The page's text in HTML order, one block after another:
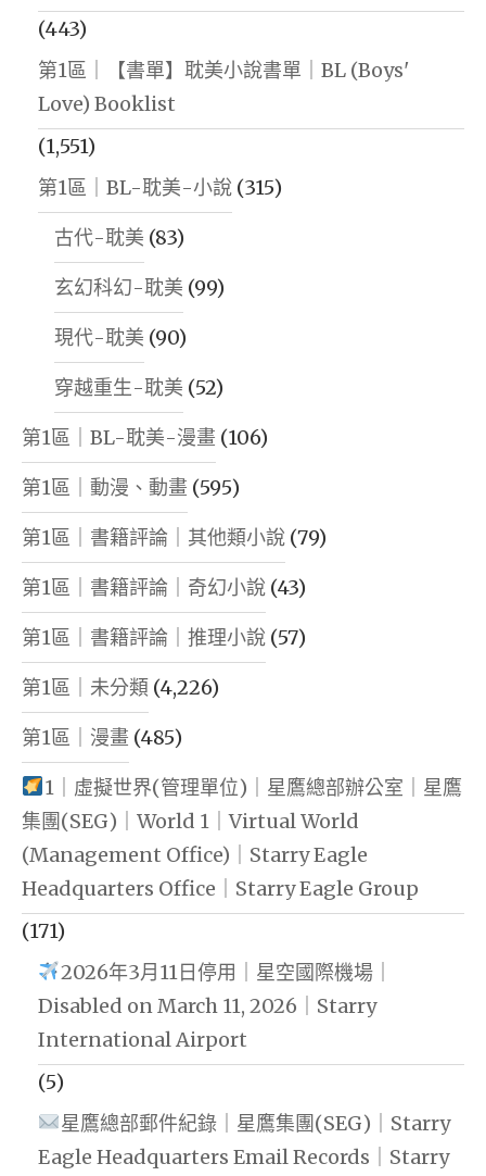
(443)
第1區｜【書單】耽美小說書單｜BL (Boys'
Love) Booklist
(1,551)
第1區｜BL-耽美-小說 (315)
古代-耽美 (83)
玄幻科幻-耽美 (99)
現代-耽美 (90)
穿越重生-耽美 (52)
第1區｜BL-耽美-漫畫 (106)
第1區｜動漫、動畫 (595)
第1區｜書籍評論｜其他類小說 (79)
第1區｜書籍評論｜奇幻小說 (43)
第1區｜書籍評論｜推理小說 (57)
第1區｜未分類 (4,226)
第1區｜漫畫 (485)
1｜虛擬世界(管理單位)｜星鷹總部辦公室｜星鷹
集團(SEG)｜World 1｜Virtual World
(Management Office)｜Starry Eagle
Headquarters Office｜Starry Eagle Group
(171)
2026年3月11日停用｜星空國際機場｜
Disabled on March 11, 2026｜Starry
International Airport
(5)
星鷹總部郵件紀錄｜星鷹集團(SEG)｜Starry
Eagle Headquarters Email Records｜Starry